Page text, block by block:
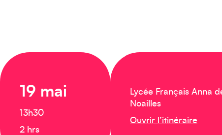
19 mai
13h30
2 hrs
Lycée Français Anna
Noailles
Ouvrir l’itinéraire